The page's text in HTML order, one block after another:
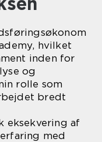
hvilket
inden for
og
rolle som
bredt
eksekvering af
med